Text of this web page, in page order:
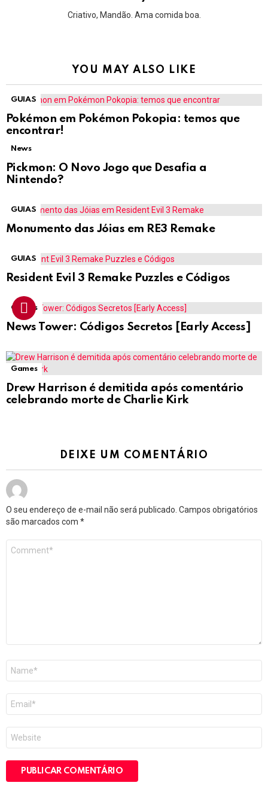
Criativo, Mandão. Ama comida boa.
YOU MAY ALSO LIKE
GUIAS
Pokémon em Pokémon Pokopia: temos que
encontrar!
News
Pickmon: O Novo Jogo que Desafia a
Nintendo?
GUIAS
Monumento das Jóias em RE3 Remake
GUIAS
Resident Evil 3 Remake Puzzles e Códigos
Cheats
News Tower: Códigos Secretos [Early Access]
Games
Drew Harrison é demitida após comentário
celebrando morte de Charlie Kirk
DEIXE UM COMENTÁRIO
O seu endereço de e-mail não será publicado. Campos obrigatórios
são marcados com *
mail
*